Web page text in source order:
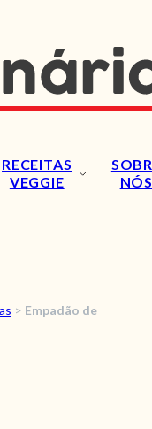
RECEITAS
VEGGIE
NÓS
> Empadão de